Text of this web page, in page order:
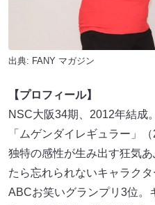
出典: FANY マガジン
【プロフィール】
NSC大阪34期、2012年結成
「ムゲンダイレギュラー」
独特の感性が生み出す狂気
たら忘れられないキャラク
ABCお笑いグランプリ3位。